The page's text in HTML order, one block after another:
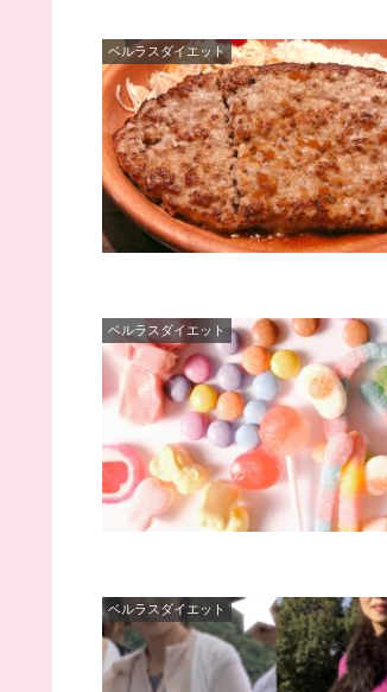
ベルラスダイエット
ベルラスダイエット
ベルラスダイエット